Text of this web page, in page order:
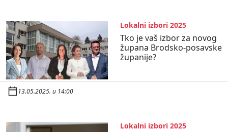
Lokalni izbori 2025
Tko je vaš izbor za novog
župana Brodsko-posavske
županije?
13.05.2025. u 14:00
Lokalni izbori 2025